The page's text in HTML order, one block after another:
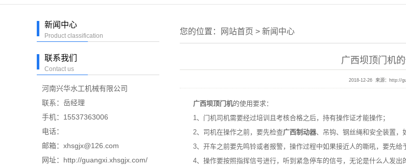
新闻中心
Product classification
联系我们
Contact us
河南兴华水工机械有限公司
联系：岳经理
手机：15537363006
电话：
邮箱：xhsgjx@126.com
网址：http://guangxi.xhsgjx.com/
您的位置： 网站首页 > 新闻中心
广西坝顶门机
2018-12-26 来源： http://
广西坝顶门机的使用要求：
1、门机司机需要经过培训且考核合格之后，持有操作证才能操作；
2、司机在操作之前，要先检查广西制动器、吊钩、钢丝绳和安全装置，
3、开车之前要先鸣铃或者报警，操作过程中如果接近人的嘶吼，要先给
4、操作要按照指挥信号进行，听到紧急停车的信号，无论是什么人发出